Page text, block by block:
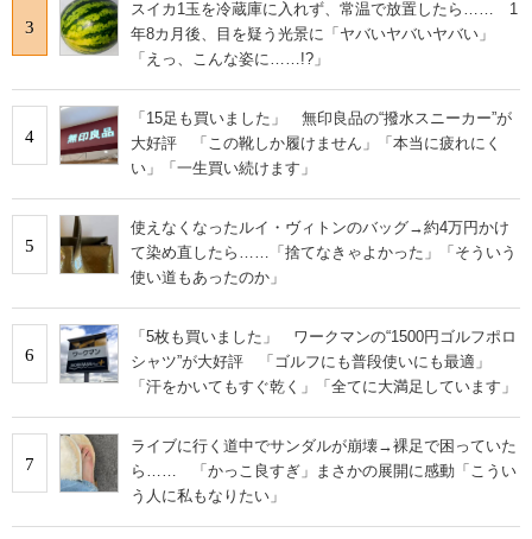
3
スイカ1玉を冷蔵庫に入れず、常温で放置したら…… 1
年8カ月後、目を疑う光景に「ヤバいヤバいヤバい」
「えっ、こんな姿に……!?」
4
「15足も買いました」 無印良品の“撥水スニーカー”が
大好評 「この靴しか履けません」「本当に疲れにく
い」「一生買い続けます」
5
使えなくなったルイ・ヴィトンのバッグ→約4万円かけ
て染め直したら……「捨てなきゃよかった」「そういう
使い道もあったのか」
6
「5枚も買いました」 ワークマンの“1500円ゴルフポロ
シャツ”が大好評 「ゴルフにも普段使いにも最適」
「汗をかいてもすぐ乾く」「全てに大満足しています」
7
ライブに行く道中でサンダルが崩壊→裸足で困っていた
ら…… 「かっこ良すぎ」まさかの展開に感動「こうい
う人に私もなりたい」